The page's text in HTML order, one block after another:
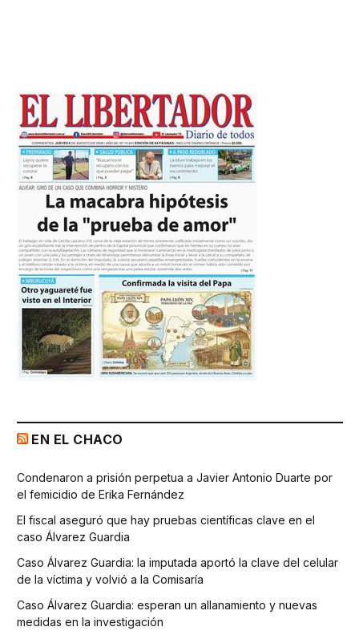
EN EL CHACO
Condenaron a prisión perpetua a Javier Antonio Duarte por
el femicidio de Erika Fernández
El fiscal aseguró que hay pruebas científicas clave en el
caso Álvarez Guardia
Caso Álvarez Guardia: la imputada aportó la clave del celular
de la víctima y volvió a la Comisaría
Caso Álvarez Guardia: esperan un allanamiento y nuevas
medidas en la investigación